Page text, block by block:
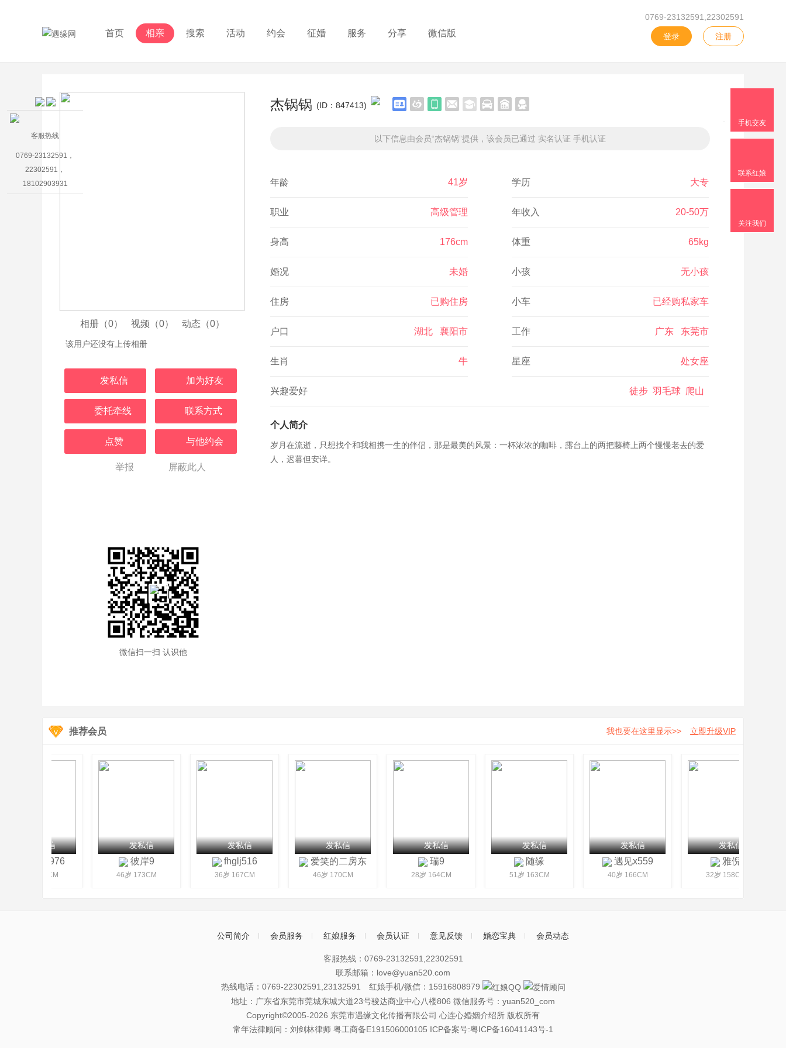
首页 相亲 搜索 活动 约会 征婚 服务 分享 微信版
0769-23132591,22302591
登录 注册
相册（0） 视频（0） 动态（0）
该用户还没有上传相册
发私信 加为好友
委托牵线 联系方式
点赞 与他约会
举报 屏蔽此人
杰锅锅 (ID：847413)
以下信息由会员“杰锅锅”提供，该会员已通过 实名认证 手机认证
年龄 41岁 学历 大专
职业 高级管理 年收入 20-50万
身高 176cm 体重 65kg
婚况 未婚 小孩 无小孩
住房 已购住房 小车 已经购私家车
户口 湖北 襄阳市 工作 广东 东莞市
生肖 牛 星座 处女座
兴趣爱好 徒步 羽毛球 爬山
个人简介
岁月在流逝，只想找个和我相携一生的伴侣，那是最美的风景：一杯浓浓的咖啡，露台上的两把藤椅上两个慢慢老去的爱
人，迟暮但安详。
微信扫一扫 认识他
推荐会员 我也要在这里显示>> 立即升级VIP
发私信
bobo6976
43岁 170CM
发私信
彼岸9
46岁 173CM
发私信
fhglj516
36岁 167CM
发私信
爱笑的二房东
46岁 170CM
发私信
瑞9
28岁 164CM
发私信
随缘
51岁 163CM
发私信
遇见x559
40岁 166CM
发私信
雅倪
32岁 158CM
公司简介 会员服务 红娘服务 会员认证 意见反馈 婚恋宝典 会员动态
客服热线：0769-23132591,22302591
联系邮箱：love@yuan520.com
热线电话：0769-22302591,23132591 红娘手机/微信：15916808979
地址： 广东省东莞市莞城东城大道23号骏达商业中心八楼806 微信服务号：yuan520_com
Copyright©2005-2026 东莞市遇缘文化传播有限公司 心连心婚姻介绍所 版权所有
常年法律顾问：刘剑林律师 粤工商备E191506000105 ICP备案号:粤ICP备16041143号-1
客服热线
0769-23132591，
22302591，
18102903931
手机交友
联系红娘
关注我们